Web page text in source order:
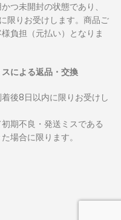
つ未開封の状態であり、
限りお受けします。商品ご
負担（元払い）となりま
による返品・交換
後8日以内に限りお受けし
期不良・発送ミスである
場合に限ります。